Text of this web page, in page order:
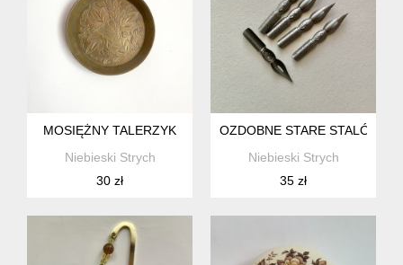
MOSIĘŻNY TALERZYK
Niebieski Strych
30 zł
OZDOBNE STARE STALÓWKI.
Niebieski Strych
35 zł